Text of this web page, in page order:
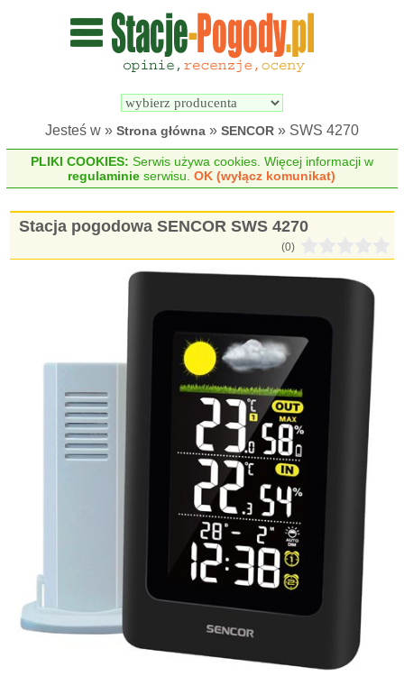
Wyszukiwarka
pogodowych
Jesteś w » Strona główna » SENCOR » SWS 4270
PLIKI COOKIES: Serwis używa cookies. Więcej informacji w
regulaminie serwisu.OK (wyłącz komunikat)
Stacja pogodowa SENCOR SWS 4270
(0)